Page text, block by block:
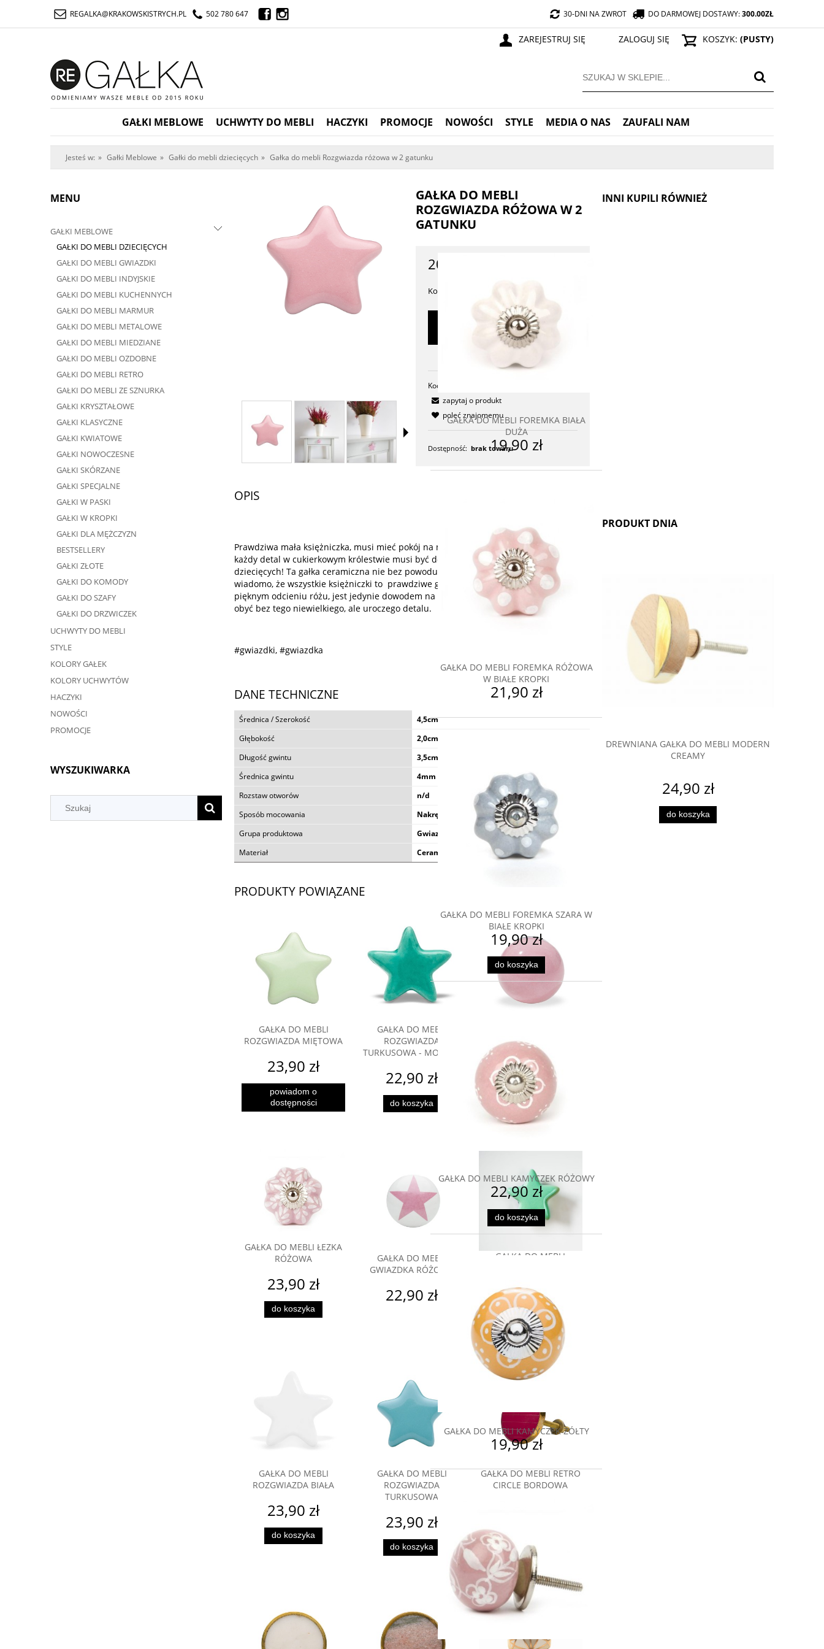
REGALKA@KRAKOWSKISTRYCH.PL 502 780 647 30-DNI NA ZWROT DO DARMOWEJ DOSTAWY:300.00ZŁ
ZAREJESTRUJ SIĘ ZALOGUJ SIĘ KOSZYK: (PUSTY)
GAŁKI MEBLOWE UCHWYTY DO MEBLI HACZYKI PROMOCJE NOWOŚCI STYLE MEDIA O NAS ZAUFALI NAM
Jesteś w: » Gałki Meblowe » Gałki do mebli dziecięcych » Gałka do mebli Rozgwiazda różowa w 2 gatunku
MENU
GAŁKI MEBLOWE
GAŁKI DO MEBLI DZIECIĘCYCH
GAŁKI DO MEBLI GWIAZDKI
GAŁKI DO MEBLI INDYJSKIE
GAŁKI DO MEBLI KUCHENNYCH
GAŁKI DO MEBLI MARMUR
GAŁKI DO MEBLI METALOWE
GAŁKI DO MEBLI MIEDZIANE
GAŁKI DO MEBLI OZDOBNE
GAŁKI DO MEBLI RETRO
GAŁKI DO MEBLI ZE SZNURKA
GAŁKI KRYSZTAŁOWE
GAŁKI KLASYCZNE
GAŁKI KWIATOWE
GAŁKI NOWOCZESNE
GAŁKI SKÓRZANE
GAŁKI SPECJALNE
GAŁKI W PASKI
GAŁKI W KROPKI
GAŁKI DLA MĘŻCZYZN
BESTSELLERY
GAŁKI ZŁOTE
GAŁKI DO KOMODY
GAŁKI DO SZAFY
GAŁKI DO DRZWICZEK
UCHWYTY DO MEBLI
STYLE
KOLORY GAŁEK
KOLORY UCHWYTÓW
HACZYKI
NOWOŚCI
PROMOCJE
WYSZUKIWARKA
GAŁKA DO MEBLI
ROZGWIAZDA RÓŻOWA W 2
GATUNKU
20,00 zł
Kolory:
powiadom o
dostępności
dodaj do przechowalni
Kod produktu:
zapytaj o produkt
poleć znajomemu
Dostępność: brak towaru
OPIS
Prawdziwa mała księżniczka, musi mieć pokój na miarę Jej Królewskiej Mości. Dlatego
każdy detal w cukierkowym królestwie musi być dopasowany – nawet gałki do mebli
dziecięcych! Ta gałka ceramiczna nie bez powodu jest w kształcie gwiazdy – od dawna
wiadomo, że wszystkie księżniczki to prawdziwe gwiazdy! Fakt, iż utrzymana jest w
pięknym odcieniu różu, jest jedynie dowodem na to, że dziewczęcy pokój nie może się
obyć bez tego niewielkiego, ale uroczego detalu.
#gwiazdki, #gwiazdka
DANE TECHNICZNE
Średnica / Szerokość
4,5cm
Głębokość
2,0cm
Długość gwintu
3,5cm
Średnica gwintu
4mm
Rozstaw otworów
n/d
Sposób mocowania
Nakrętką na gwint (widoczny)
Grupa produktowa
Gwiazdki
Materiał
Ceramika
PRODUKTY POWIĄZANE
GAŁKA DO MEBLI
ROZGWIAZDA MIĘTOWA
23,90 zł
powiadom o
dostępności
GAŁKA DO MEBLI
ROZGWIAZDA
TURKUSOWA - MORSKA
22,90 zł
do koszyka
PASTELOWA RÓŻOWA
19,90 zł
powiadom o
dostępności
GAŁKA DO MEBLI ŁEZKA
RÓŻOWA
23,90 zł
do koszyka
GAŁKA DO MEBLI
GWIAZDKA RÓŻOWA
22,90 zł
GAŁKA DO MEBLI
23,90 zł
do koszyka
GAŁKA DO MEBLI
ROZGWIAZDA BIAŁA
23,90 zł
do koszyka
GAŁKA DO MEBLI
ROZGWIAZDA
TURKUSOWA
23,90 zł
do koszyka
GAŁKA DO MEBLI RETRO
CIRCLE BORDOWA
do koszyka
INNI KUPILI RÓWNIEŻ
GAŁKA DO MEBLI FOREMKA BIAŁA
DUŻA
19,90 zł
GAŁKA DO MEBLI FOREMKA RÓŻOWA
W BIAŁE KROPKI
21,90 zł
GAŁKA DO MEBLI FOREMKA SZARA W
BIAŁE KROPKI
19,90 zł
do koszyka
GAŁKA DO MEBLI KAMYCZEK RÓŻOWY
22,90 zł
do koszyka
GAŁKA DO MEBLI KAMYCZEK ŻÓŁTY
19,90 zł
PRODUKT DNIA
DREWNIANA GAŁKA DO MEBLI MODERN
24,90 zł
do koszyka
DREWNIANA GAŁKA DO MEBLI MODERN
CREAMY
24,90 zł
do koszyka